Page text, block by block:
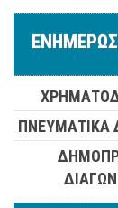
ΠΝΕΥΜΑΤΙΚΑ